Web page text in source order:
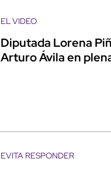
EL VIDEO
Diputada Lorena
Arturo Ávila en
EVITA RESPONDER